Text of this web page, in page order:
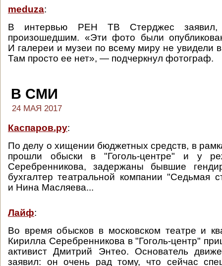
meduza:
В интервью РЕН ТВ Стерджес заявил,
произошедшим. «Эти фото были
И галереи и музеи по всему миру не увидели
Там просто ее нет», — подчеркнул фотограф.
В СМИ
24 МАЯ 2017
Каспаров.ру:
По делу о хищении бюджетных средств, в
прошли обыски в "Гоголь-центре" и у
Серебренникова, задержаны бывшие
бухгалтер театральной компании "Седьмая
и Нина Масляева...
Лайф:
Во время обысков в московском театре и
Кирилла Серебренникова в "Гоголь-центр"
активист Дмитрий Энтео. Основатель
заявил: он очень рад тому, что сейчас